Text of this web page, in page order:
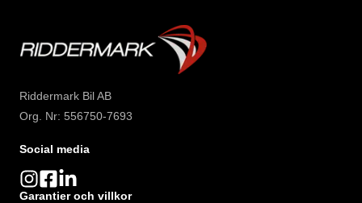
Riddermark Bil AB
Org. Nr: 556750-7693
Social media
Garantier och villkor